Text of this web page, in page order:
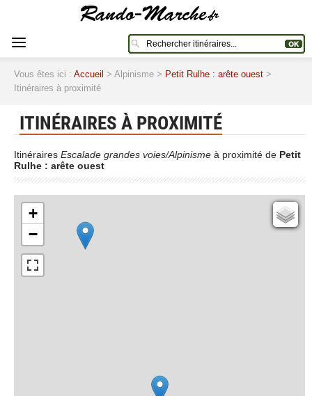
Vous êtes ici : Accueil > Alpinisme > Petit Rulhe : arête ouest >
Itinéraires à proximité
ITINÉRAIRES À PROXIMITÉ
Itinéraires Escalade grandes voies/Alpinisme à proximité de Petit
Rulhe : arête ouest
+
−